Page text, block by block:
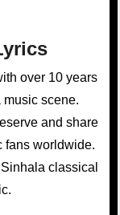
over 10 years
scene.
and share
fans worldwide.
classical